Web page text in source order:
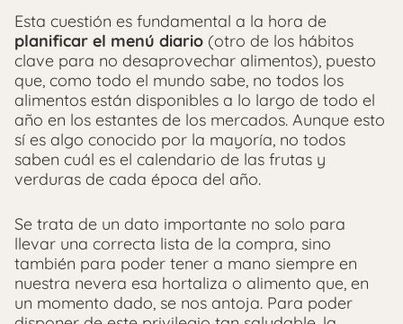
Esta cuestión es fundamental a la hora de
planificar el menú diario (otro de los hábitos
clave para no desaprovechar alimentos), puesto
que, como todo el mundo sabe, no todos los
alimentos están disponibles a lo largo de todo el
año en los estantes de los mercados. Aunque esto
sí es algo conocido por la mayoría, no todos
saben cuál es el calendario de las frutas y
verduras de cada época del año.
Se trata de un dato importante no solo para
llevar una correcta lista de la compra, sino
también para poder tener a mano siempre en
nuestra nevera esa hortaliza o alimento que, en
un momento dado, se nos antoja. Para poder